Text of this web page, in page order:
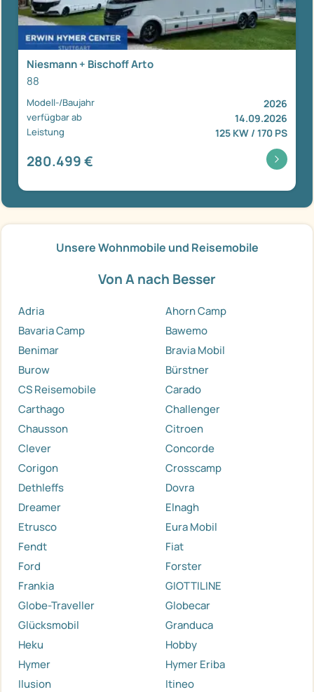
Niesmann + Bischoff Arto
88
Modell-/Baujahr 2026
verfügbar ab 14.09.2026
Leistung 125 KW / 170 PS
280.499 €
Unsere Wohnmobile und Reisemobile
Von A nach Besser
Adria
Ahorn Camp
Bavaria Camp
Bawemo
Benimar
Bravia Mobil
Burow
Bürstner
CS Reisemobile
Carado
Carthago
Challenger
Chausson
Citroen
Clever
Concorde
Corigon
Crosscamp
Dethleffs
Dovra
Dreamer
Elnagh
Etrusco
Eura Mobil
Fendt
Fiat
Ford
Forster
Frankia
GIOTTILINE
Globe-Traveller
Globecar
Glücksmobil
Granduca
Heku
Hobby
Hymer
Hymer Eriba
Ilusion
Itineo